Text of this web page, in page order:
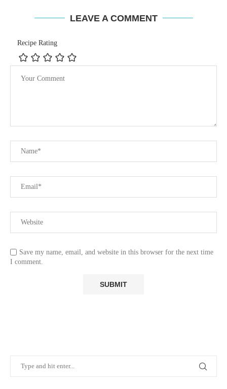
LEAVE A COMMENT
Recipe Rating
Save my name, email, and website in this browser for the next time
I comment.